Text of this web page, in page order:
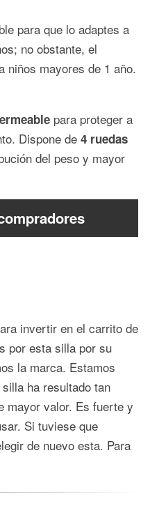
para que lo adaptes a
no obstante, el
niños mayores de 1 año.
para proteger a
Dispone de 4 ruedas
del peso y mayor
invertir en el carrito de
por esta silla por su
la marca. Estamos
ha resultado tan
mayor valor. Es fuerte y
Si tuviese que
de nuevo esta. Para